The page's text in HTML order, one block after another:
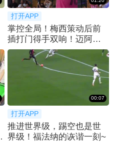
打开APP
掌控全局！梅西策动后前
插打门得手双响！迈阿密3-
1扩大比分！
00:07
打开APP
推进世界级，踢空也是世
界级！福法纳的诙谐一刻~